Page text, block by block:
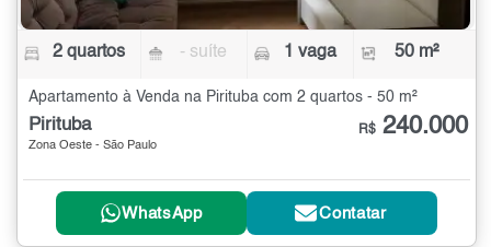
2 quartos - suíte 1 vaga 50 m²
Apartamento à Venda na Pirituba com 2 quartos - 50 m²
Pirituba
Zona Oeste - São Paulo
R$ 240.000
WhatsApp Contatar